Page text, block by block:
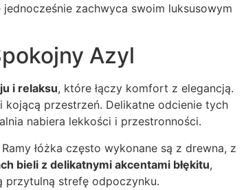
zachwyca swoim luksusowym
Azyl
i relaksu, które łączy komfort z elegancją.
przestrzeń. Delikatne odcienie tych
nabiera lekkości i przestronności.
łóżka często wykonane są z drewna, z
bieli z delikatnymi akcentami błękitu,
przytulną strefę odpoczynku.